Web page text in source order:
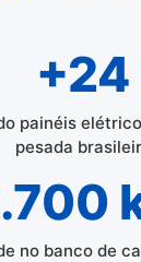
+24
painéis
pesada
no banco de